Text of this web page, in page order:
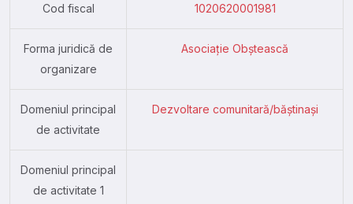
Cod fiscal 1020620001981
Forma juridică de
organizare
Asociație Obștească
Domeniul principal
de activitate
Dezvoltare comunitară/băștinași
Domeniul principal
de activitate 1